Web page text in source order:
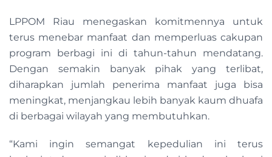
LPPOM Riau menegaskan komitmennya untuk
terus menebar manfaat dan memperluas cakupan
program berbagi ini di tahun-tahun mendatang.
Dengan semakin banyak pihak yang terlibat,
diharapkan jumlah penerima manfaat juga bisa
meningkat, menjangkau lebih banyak kaum dhuafa
di berbagai wilayah yang membutuhkan.
“Kami ingin semangat kepedulian ini terus